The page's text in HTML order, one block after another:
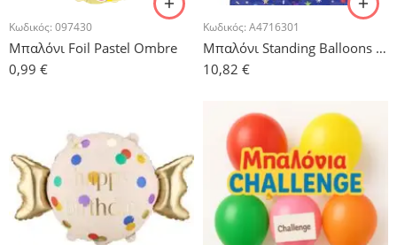
Κωδικός: 097430
Μπαλόνι Foil Pastel Ombre
0,99 €
Κωδικός: A4716301
Μπαλόνι Standing Balloons – Happy Birthday
10,82 €